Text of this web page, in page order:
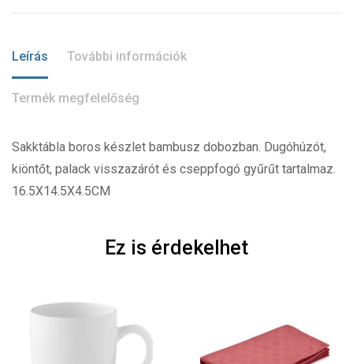
Leírás További információk
Termék megfelelőség
Sakktábla boros készlet bambusz dobozban. Dugóhúzót,
kiöntőt, palack visszazárót és cseppfogó gyűrűt tartalmaz.
16.5X14.5X4.5CM
Ez is érdekelhet